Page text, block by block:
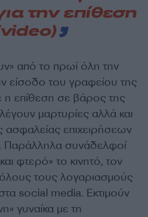
την επίθεση
από το πρωί όλη την
είσοδο του γραφείου της
η επίθεση σε βάρος της
μαρτυρίες αλλά και
ασφαλείας επιχειρήσεων
Παράλληλα συνάδελφοί
φτερό» το κινητό, τον
τους λογαριασμούς
social media. Εκτιμούν
γυναίκα με τη